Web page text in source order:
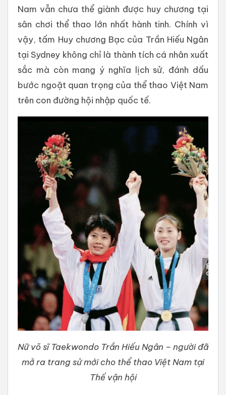
Nam vẫn chưa thể giành được huy chương tại
sân chơi thể thao lớn nhất hành tinh. Chính vì
vậy, tấm Huy chương Bạc của Trần Hiếu Ngân
tại Sydney không chỉ là thành tích cá nhân xuất
sắc mà còn mang ý nghĩa lịch sử, đánh dấu
bước ngoặt quan trọng của thể thao Việt Nam
trên con đường hội nhập quốc tế.
Nữ võ sĩ Taekwondo Trần Hiếu Ngân – người đã
mở ra trang sử mới cho thể thao Việt Nam tại
Thế vận hội